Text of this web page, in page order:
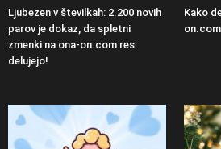
Ljubezen v številkah: 2.200 novih
parov je dokaz, da spletni
zmenki na ona-on.com res
delujejo!
Kako